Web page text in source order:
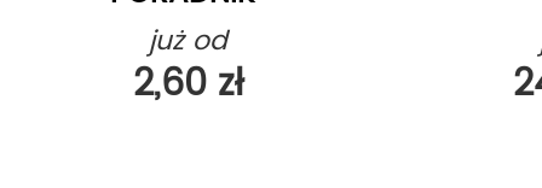
już od
2,60 zł